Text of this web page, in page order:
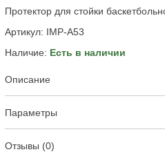
Протектор для стойки
Артикул: IMP-A53
Наличие: Есть в наличии
Описание
Параметры
Отзывы (0)